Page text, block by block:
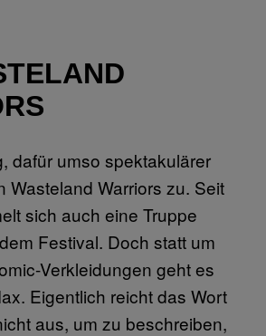
dafür umso spektakulärer
Wasteland Warriors zu. Seit
sich auch eine Truppe
Festival. Doch statt um
Verkleidungen geht es
Eigentlich reicht das Wort
aus, um zu beschreiben,